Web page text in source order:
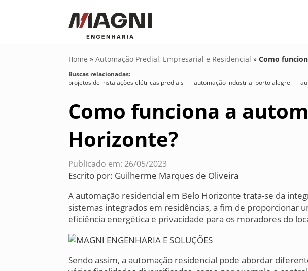
Home »Automação Predial, Empresarial e Residencial »Como
Buscas relacionadas:
projetos de instalações elétricas prediais
automação industrial porto alegre
Como funciona a
Horizonte?
Publicado em: 26/05/2023
Escrito por: Guilherme Marques de Oliveira
A automação residencial em Belo Horizonte trata-se da
sistemas integrados em residências, a fim de proporcionar
eficiência energética e privacidade para os moradores do
Sendo assim, a automação residencial pode abordar